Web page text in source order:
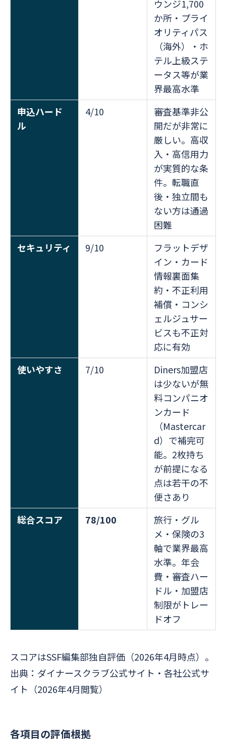
ウンジ1,700
か所・プライ
オリティパス
（海外）・ホ
テル上級ステ
ータス等が業
界最高水準
申込ハード
ル
4/10
審査基準非公
開だが非常に
厳しい。高収
入・高信用力
が実質的な条
件。転職直
後・独立間も
ない方は通過
困難
セキュリティ
9/10
フラットデザ
イン・カード
情報裏面集
約・不正利用
補償・コンシ
ェルジュサー
ビスも不正対
応に有効
使いやすさ
7/10
Diners加盟店
は少ないが無
料コンパニオ
ンカード
（Mastercar
d）で補完可
能。2枚持ち
が前提になる
点は若干の不
便さあり
総合スコア
78/100
旅行・グル
メ・保険の3
軸で業界最高
水準。年会
費・審査ハー
ドル・加盟店
制限がトレー
ドオフ
スコアはSSF編集部独自評価（2026年4月時点）。
出典：ダイナースクラブ公式サイト・各社公式サ
イト（2026年4月閲覧）
各項目の評価根拠